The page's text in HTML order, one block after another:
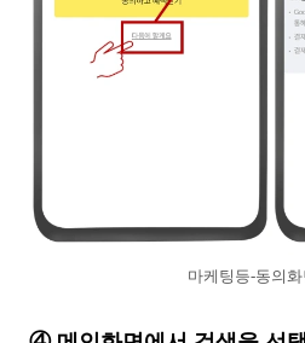
마케팅등-동의화